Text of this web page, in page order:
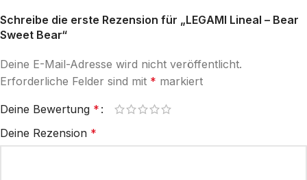
Schreibe die erste Rezension für „LEGAMI Lineal – Bear
Sweet Bear“
Deine E-Mail-Adresse wird nicht veröffentlicht.
Erforderliche Felder sind mit * markiert
Deine Bewertung *
Deine Rezension *